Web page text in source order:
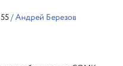
/ Андрей Березов